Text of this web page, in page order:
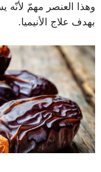
وهذا العنصر مهمّ
بهدف علاج الأنيميا.